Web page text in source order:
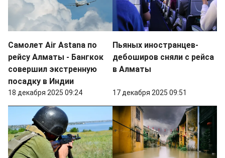
Самолет Air Astana по
рейсу Алматы - Бангкок
совершил экстренную
посадку в Индии
18 декабря 2025 09:24
Пьяных иностранцев-
дебоширов сняли с рейса
в Алматы
17 декабря 2025 09:51